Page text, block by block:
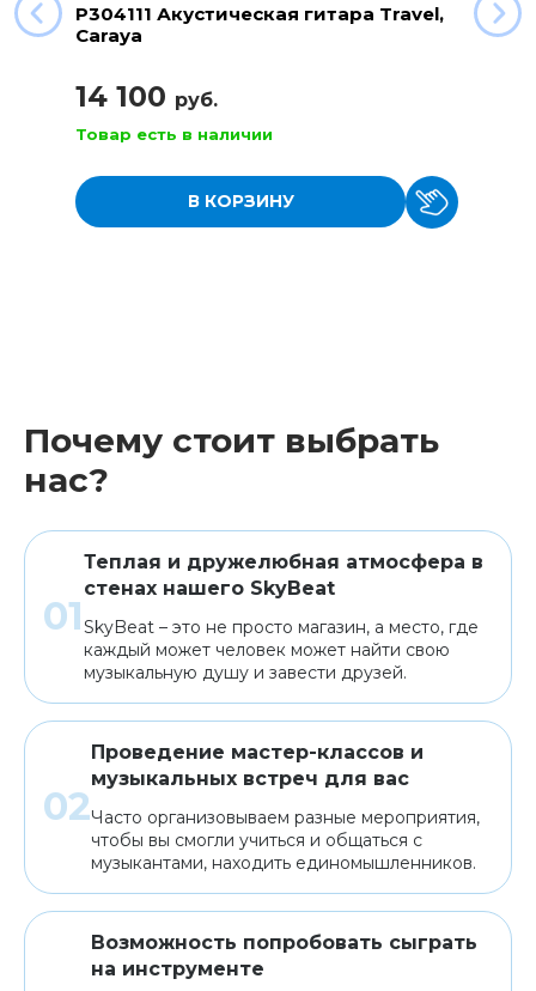
P304111 Акустическая гитара Travel,
Caraya
14 100 руб.
Товар есть в наличии
В КОРЗИНУ
Почему стоит выбрать
нас?
Теплая и дружелюбная атмосфера в
стенах нашего SkyBeat
SkyBeat – это не просто магазин, а место, где
каждый может человек может найти свою
музыкальную душу и завести друзей.
Проведение мастер-классов и
музыкальных встреч для вас
Часто организовываем разные мероприятия,
чтобы вы смогли учиться и общаться с
музыкантами, находить единомышленников.
Возможность попробовать сыграть
на инструменте